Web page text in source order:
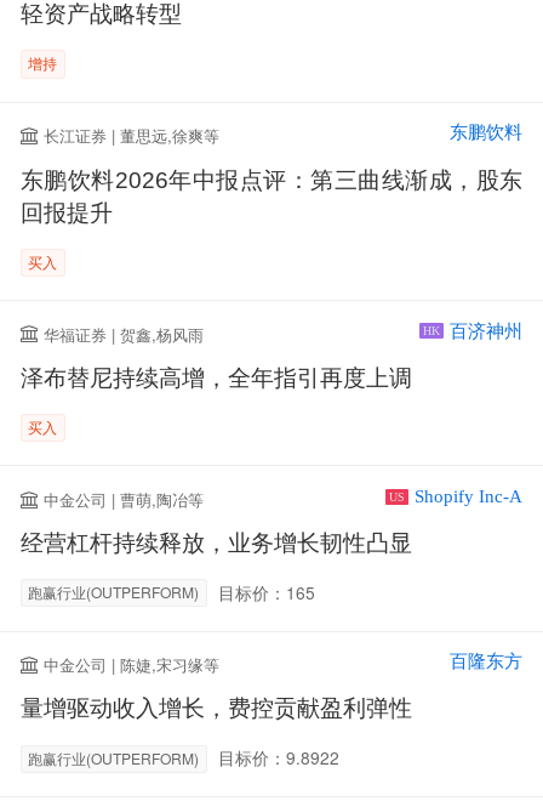
轻资产战略转型
增持
长江证券 | 董思远,徐爽等 东鹏饮料
东鹏饮料2026年中报点评：第三曲线渐成，股东
回报提升
买入
华福证券 | 贺鑫,杨风雨 HK 百济神州
泽布替尼持续高增，全年指引再度上调
买入
中金公司 | 曹萌,陶冶等 US Shopify Inc-A
经营杠杆持续释放，业务增长韧性凸显
跑赢行业(OUTPERFORM) 目标价：165
中金公司 | 陈婕,宋习缘等 百隆东方
量增驱动收入增长，费控贡献盈利弹性
跑赢行业(OUTPERFORM) 目标价：9.8922